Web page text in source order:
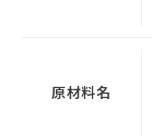
原材料名